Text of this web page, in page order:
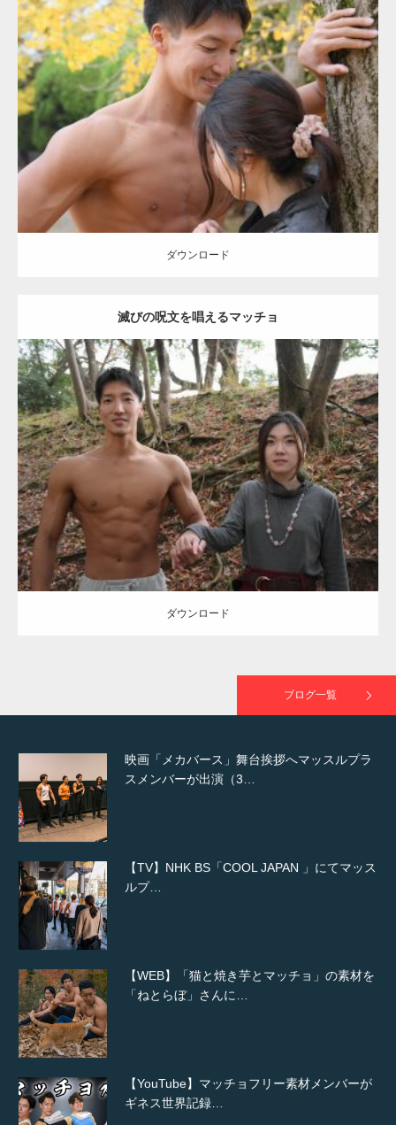
Update: 2021.07.8
Category:公園のマッチョ その他 AKIHITO(細マッチョ) 大胸筋 肩 腹
筋
ダウンロード
滅びの呪文を唱えるマッチョ
Update:2021.07.8
Category:公園のマッチョ その他 AKIHITO(細マッチョ) 大胸筋 腹筋
ダウンロード
ダウンロード
ブログ一覧
【YouTube】マッチョフリー素材メンバーが
ギネス世界記録…
【TV】TBS番組「ひるおび」にてマッスルプ
ラスが紹介されま…
TOKYO FMラジオ番組「ONE MORNING」
で紹介さ…
NHK「所さん！事件ですよ」に取材されまし
た（6/8放送）
映画「メカバース」舞台挨拶へマッスルプラ
スメンバーが出演（3…
【TV】NHK BS「COOL JAPAN 」にてマッス
ルプ…
【WEB】「猫と焼き芋とマッチョ」の素材を
「ねとらぼ」さんに…
【YouTube】マッチョフリー素材メンバーが
ギネス世界記録…